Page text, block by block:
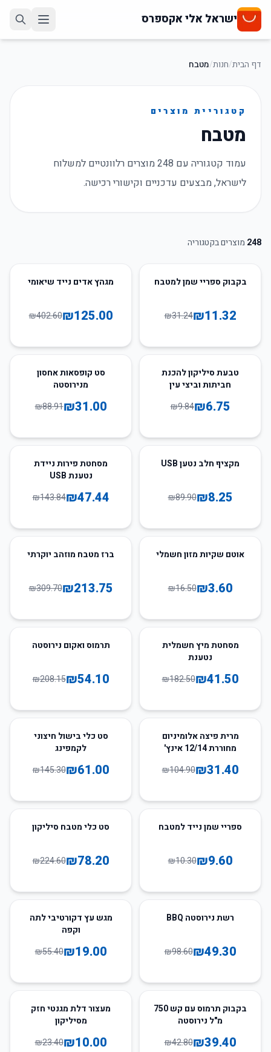
ישראל אלי אקספרס
דף הבית/חנות/מטבח
קטגוריית מוצרים
מטבח
עמוד קטגוריה עם 248 מוצרים רלוונטיים למשלוח
לישראל, מבצעים עדכניים וקישורי רכישה.
248 מוצרים בקטגוריה
64
בקבוק ספריי שמן למטבח
₪11.32
₪31.24
69
מגהץ אדים נייד שיאומי
₪125.00
₪402.60
31טבעת סיליקון להכנת
חביתות וביצי עין
₪6.75
₪9.84
סט קופסאות אחסון
מנירוסטה
₪31.00
₪88.91
91מקציף חלב נטען USB
₪8.25
₪89.90
מסחטת פירות ניידת
נטענת USB
₪47.44
₪143.84
78
אוטם שקיות מזון חשמלי
₪3.60
₪16.50
31
ברז מטבח מוזהב יוקרתי
₪213.75
₪309.70
77מסחטת מיץ חשמלית
נטענת
₪41.50
₪182.50
74תרמוס ואקום נירוסטה
₪54.10
₪208.15
70מרית פיצה אלומיניום
מחוררת 12/14 אינץ'
₪31.40
₪104.90
סט כלי בישול חיצוני
לקמפינג
₪61.00
₪145.30
ספריי שמן נייד למטבח
₪9.60
₪10.30
65סט כלי מטבח סיליקון
₪78.20
₪224.60
רשת נירוסטה BBQ
₪49.30
₪98.60
66
מגש עץ דקורטיבי לתה
וקפה
₪19.00
₪55.40
8
בקבוק תרמוס עם קש 750
מ"ל נירוסטה
₪39.40
₪42.80
57מעצור דלת מגנטי חזק
מסיליקון
₪10.00
₪23.40